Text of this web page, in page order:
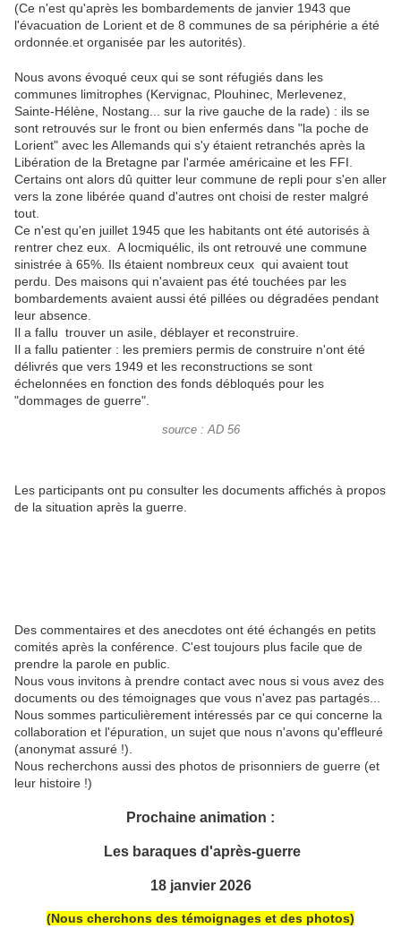
(Ce n'est qu'après les bombardements de janvier 1943 que
l'évacuation de Lorient et de 8 communes de sa périphérie a été
ordonnée.et organisée par les autorités).
Nous avons évoqué ceux qui se sont réfugiés dans les
communes limitrophes (Kervignac, Plouhinec, Merlevenez,
Sainte-Hélène, Nostang... sur la rive gauche de la rade) : ils se
sont retrouvés sur le front ou bien enfermés dans "la poche de
Lorient" avec les Allemands qui s'y étaient retranchés après la
Libération de la Bretagne par l'armée américaine et les FFI.
Certains ont alors dû quitter leur commune de repli pour s'en aller
vers la zone libérée quand d'autres ont choisi de rester malgré
tout.
Ce n'est qu'en juillet 1945 que les habitants ont été autorisés à
rentrer chez eux. A locmiquélic, ils ont retrouvé une commune
sinistrée à 65%. Ils étaient nombreux ceux qui avaient tout
perdu. Des maisons qui n'avaient pas été touchées par les
bombardements avaient aussi été pillées ou dégradées pendant
leur absence.
Il a fallu trouver un asile, déblayer et reconstruire.
Il a fallu patienter : les premiers permis de construire n'ont été
délivrés que vers 1949 et les reconstructions se sont
échelonnées en fonction des fonds débloqués pour les
"dommages de guerre".
source : AD 56
Les participants ont pu consulter les documents affichés à propos
de la situation après la guerre.
Des commentaires et des anecdotes ont été échangés en petits
comités après la conférence. C'est toujours plus facile que de
prendre la parole en public.
Nous vous invitons à prendre contact avec nous si vous avez des
documents ou des témoignages que vous n'avez pas partagés...
Nous sommes particulièrement intéressés par ce qui concerne la
collaboration et l'épuration, un sujet que nous n'avons qu'effleuré
(anonymat assuré !).
Nous recherchons aussi des photos de prisonniers de guerre (et
leur histoire !)
Prochaine animation :
Les baraques d'après-guerre
18 janvier 2026
(Nous cherchons des témoignages et des photos)